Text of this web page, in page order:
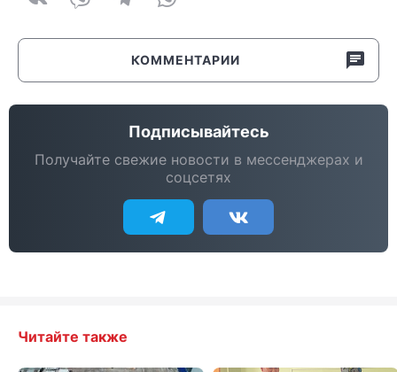
КОММЕНТАРИИ
Подписывайтесь
Получайте свежие новости в мессенджерах и
соцсетях
Читайте также